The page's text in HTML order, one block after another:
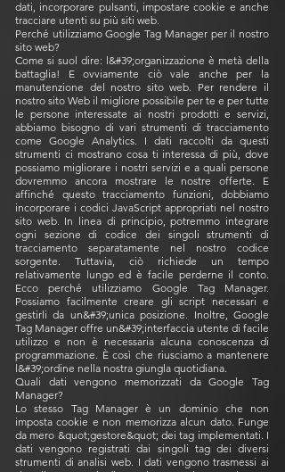
dati, incorporare pulsanti, impostare cookie e anche
tracciare utenti su più siti web.
Perché utilizziamo Google Tag Manager per il nostro
sito web?
Come si suol dire: l&#39;organizzazione è metà della
battaglia! E ovviamente ciò vale anche per la
manutenzione del nostro sito web. Per rendere il
nostro sito Web il migliore possibile per te e per tutte
le persone interessate ai nostri prodotti e servizi,
abbiamo bisogno di vari strumenti di tracciamento
come Google Analytics. I dati raccolti da questi
strumenti ci mostrano cosa ti interessa di più, dove
possiamo migliorare i nostri servizi e a quali persone
dovremmo ancora mostrare le nostre offerte. E
affinché questo tracciamento funzioni, dobbiamo
incorporare i codici JavaScript appropriati nel nostro
sito web. In linea di principio, potremmo integrare
ogni sezione di codice dei singoli strumenti di
tracciamento separatamente nel nostro codice
sorgente. Tuttavia, ciò richiede un tempo
relativamente lungo ed è facile perderne il conto.
Ecco perché utilizziamo Google Tag Manager.
Possiamo facilmente creare gli script necessari e
gestirli da un&#39;unica posizione. Inoltre, Google
Tag Manager offre un&#39;interfaccia utente di facile
utilizzo e non è necessaria alcuna conoscenza di
programmazione. È così che riusciamo a mantenere
l&#39;ordine nella nostra giungla quotidiana.
Quali dati vengono memorizzati da Google Tag
Manager?
Lo stesso Tag Manager è un dominio che non
imposta cookie e non memorizza alcun dato. Funge
da mero &quot;gestore&quot; dei tag implementati. I
dati vengono registrati dai singoli tag dei diversi
strumenti di analisi web. I dati vengono trasmessi ai